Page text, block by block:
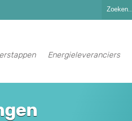
Energieleveranciers